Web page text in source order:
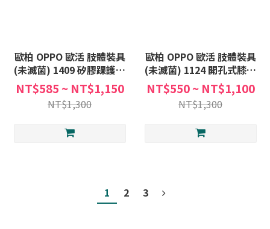
歐柏 OPPO 歐活 肢體裝具
(未滅菌) 1409 矽膠踝護套
護踝 護踝套 護具 踝護套 足
踝護具 腳踝護具
NT$585 ~ NT$1,150
NT$1,300
歐柏 OPPO 歐活 肢體裝具
(未滅菌) 1124 開孔式膝束
套 一般型 護膝 護膝套 護具
膝關節護套
NT$550 ~ NT$1,100
NT$1,300
1 2 3